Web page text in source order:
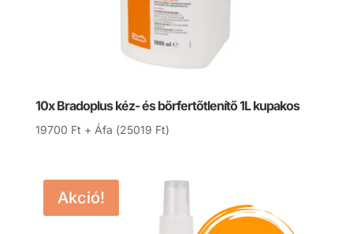
10x Bradoplus kéz- és bőrfertőtlenítő 1L kupakos
19700 Ft + Áfa (25019 Ft)
Akció!